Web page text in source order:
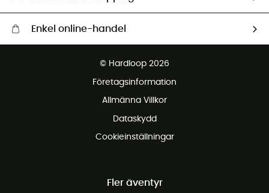
Enkel online-handel
Gratis retur inom 100 dagar
© Hardloop 2026
Företagsinformation
Allmänna Villkor
Dataskydd
Cookieinställningar
Fler äventyr